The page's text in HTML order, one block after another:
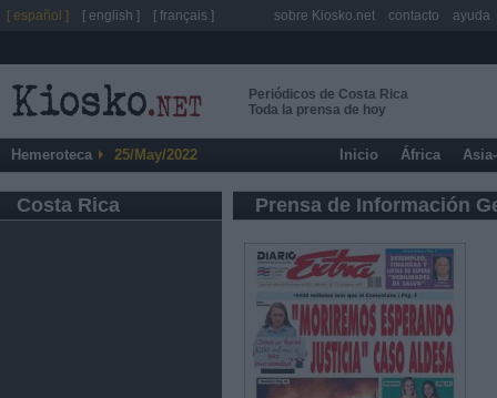
Periódicos de Costa Rica
Toda la prensa de hoy
Hemeroteca 25/May/2022 Inicio África
Costa Rica Prensa de Información
[ español ] [ english ] [ français ] sobre Kiosko.net contacto ayuda